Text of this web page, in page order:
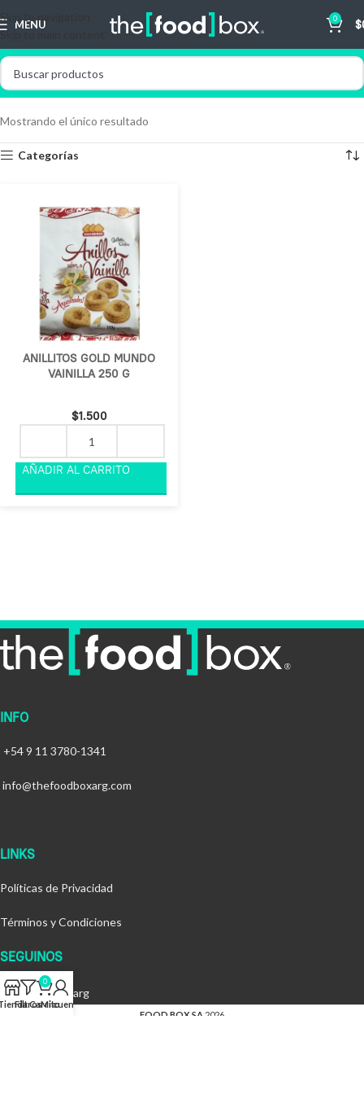
Skip to navigation
Skip to main content
MENU 0 $
Mostrando el único resultado
Categorías
ANILLITOS GOLD MUNDO
VAINILLA 250 G
$1.500
INFO
+54 9 11 3780-1341
info@thefoodboxarg.com
LINKS
Políticas de Privacidad
Términos y Condiciones
SEGUINOS
@thefoodboxarg
FOOD BOX SA 2026
Filtros
0
Carrito
Mi cuenta